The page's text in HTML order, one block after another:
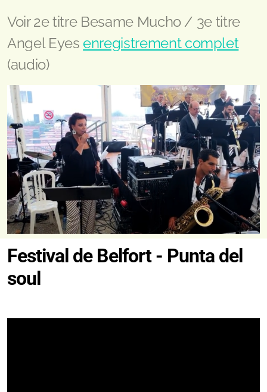
Voir 2e titre Besame Mucho / 3e titre
Angel Eyes enregistrement complet
(audio)
Festival de Belfort - Punta del
soul